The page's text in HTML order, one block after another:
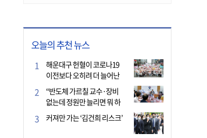
오늘의 추천 뉴스
해운대구 헌혈이 코로나19
이전보다 오히려 더 늘어난
이유는?
“반도체 가르칠 교수·장비
없는데 정원만 늘리면 뭐 하
나”
커져만 가는 ‘김건희 리스크’